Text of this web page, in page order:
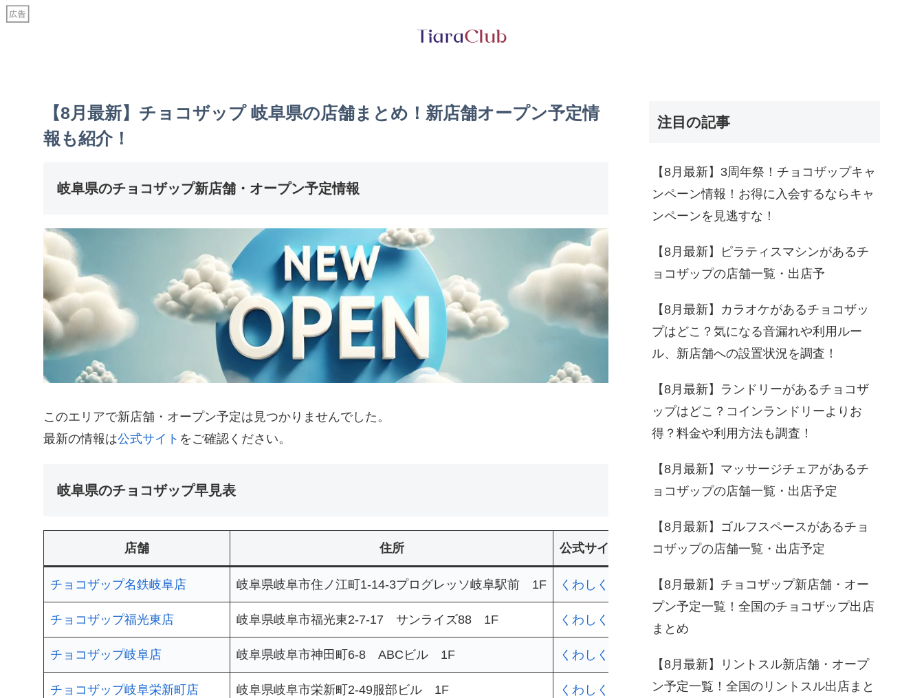
【8月最新】チョコザップ 岐阜県の店舗まとめ！新店舗オープン予定情
報も紹介！
岐阜県のチョコザップ新店舗・オープン予定情報
このエリアで新店舗・オープン予定は見つかりませんでした。
最新の情報は公式サイト をご確認ください。
岐阜県のチョコザップ早見表
店舗 住所 公式サイト・詳細
チョコザップ名鉄岐阜店 岐阜県岐阜市住ノ江町1-14-3プログレッソ岐阜駅前 1F くわしく見る
チョコザップ福光東店 岐阜県岐阜市福光東2-7-17 サンライズ88 1F くわしく見る
チョコザップ岐阜店 岐阜県岐阜市神田町6-8 ABCビル 1F くわしく見る
チョコザップ岐阜栄新町店 岐阜県岐阜市栄新町2-49服部ビル 1F くわしく見る
注目の記事
【8月最新】3周年祭！チョコザップキャ
ンペーン情報！お得に入会するならキャ
ンペーンを見逃すな！
【8月最新】ピラティスマシンがあるチ
ョコザップの店舗一覧・出店予
【8月最新】カラオケがあるチョコザッ
プはどこ？気になる音漏れや利用ルー
ル、新店舗への設置状況を調査！
【8月最新】ランドリーがあるチョコザ
ップはどこ？コインランドリーよりお
得？料金や利用方法も調査！
【8月最新】マッサージチェアがあるチ
ョコザップの店舗一覧・出店予定
【8月最新】ゴルフスペースがあるチョ
コザップの店舗一覧・出店予定
【8月最新】チョコザップ新店舗・オー
プン予定一覧！全国のチョコザップ出店
まとめ
【8月最新】リントスル新店舗・オープ
ン予定一覧！全国のリントスル出店まと